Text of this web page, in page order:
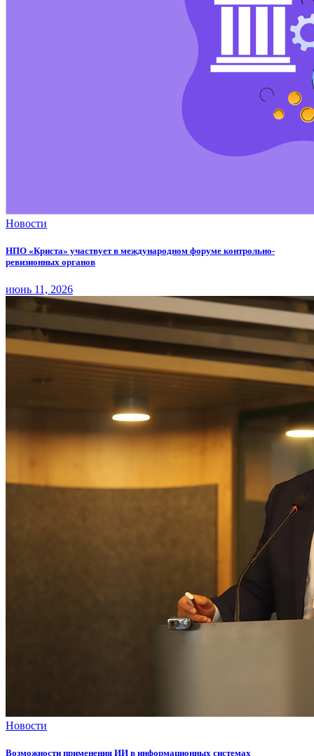
Новости
НПО «Криста» участвует в международном форуме контрольно-
ревизионных органов
июнь 11, 2026
Новости
Возможности применения ИИ в информационных системах